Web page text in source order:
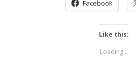
Facebook
Like this:
Loading...